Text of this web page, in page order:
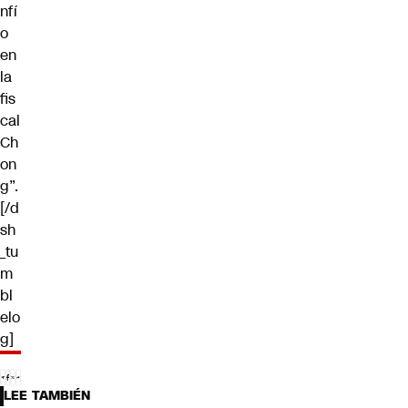
nfí
o
en
la
fis
cal
Ch
on
g”.
[/d
sh
_tu
m
bl
elo
g]
LEE TAMBIÉN